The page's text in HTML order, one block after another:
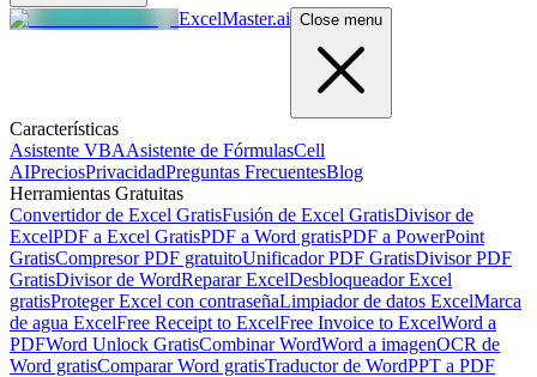
ExcelMaster.ai Close menu
Características
Asistente VBAAsistente de FórmulasCell
AIPreciosPrivacidadPreguntas FrecuentesBlog
Herramientas Gratuitas
Convertidor de Excel GratisFusión de Excel GratisDivisor de
ExcelPDF a Excel GratisPDF a Word gratisPDF a PowerPoint
GratisCompresor PDF gratuitoUnificador PDF GratisDivisor PDF
GratisDivisor de WordReparar ExcelDesbloqueador Excel
gratisProteger Excel con contraseñaLimpiador de datos ExcelMarca
de agua ExcelFree Receipt to ExcelFree Invoice to ExcelWord a
PDFWord Unlock GratisCombinar WordWord a imagenOCR de
Word gratisComparar Word gratisTraductor de WordPPT a PDF